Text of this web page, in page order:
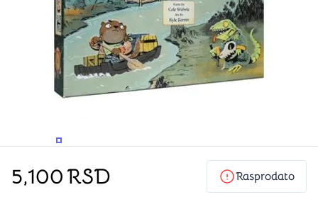
PROMENITE UGAO GLEDANJAPROMENITE UGAO GLEDANJA
5,100RSD Rasprodato